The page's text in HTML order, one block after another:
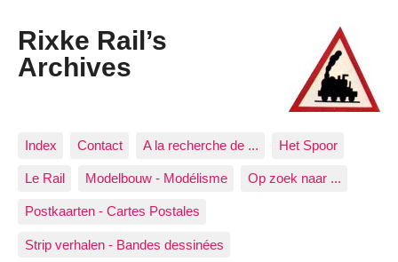
Rixke Rail’s
Archives
Index Contact A la recherche de ... Het Spoor
Le Rail Modelbouw - Modélisme Op zoek naar ...
Postkaarten - Cartes Postales
Strip verhalen - Bandes dessinées